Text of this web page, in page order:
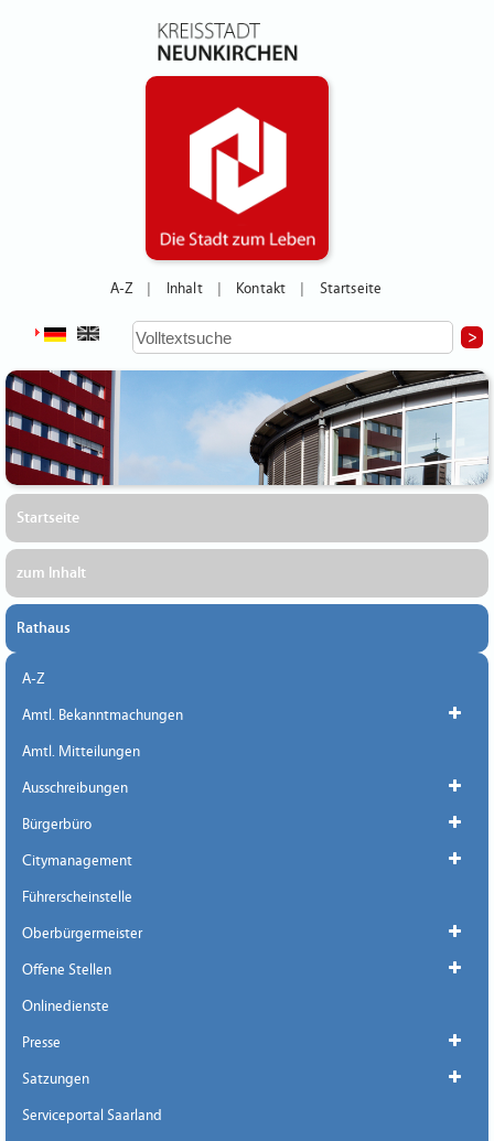
A-Z Inhalt Kontakt Startseite
Startseite
zum Inhalt
Rathaus
A-Z
Amtl. Bekanntmachungen
Amtl. Mitteilungen
Ausschreibungen
Bürgerbüro
Citymanagement
Führerscheinstelle
Oberbürgermeister
Offene Stellen
Onlinedienste
Presse
Satzungen
Serviceportal Saarland